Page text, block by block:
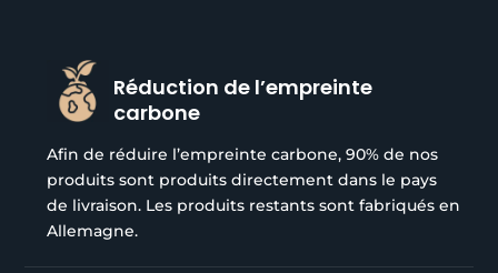
Réduction de l’empreinte
carbone
Afin de réduire l’empreinte carbone, 90% de nos
produits sont produits directement dans le pays
de livraison. Les produits restants sont fabriqués en
Allemagne.